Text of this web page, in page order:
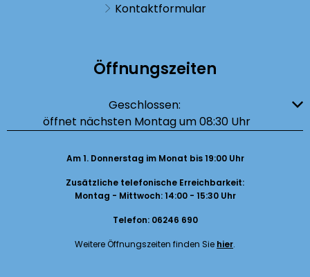
Kontaktformular
Öffnungszeiten
Klicken, um weitere Öffnungs- oder Schließzeiten auszublenden
Geschlossen:
öffnet nächsten Montag um 08:30 Uhr
Am 1. Donnerstag im Monat bis 19:00 Uhr
Zusätzliche telefonische Erreichbarkeit:
Montag - Mittwoch: 14:00 - 15:30 Uhr
Telefon: 06246 690
Weitere Öffnungszeiten finden Sie hier.